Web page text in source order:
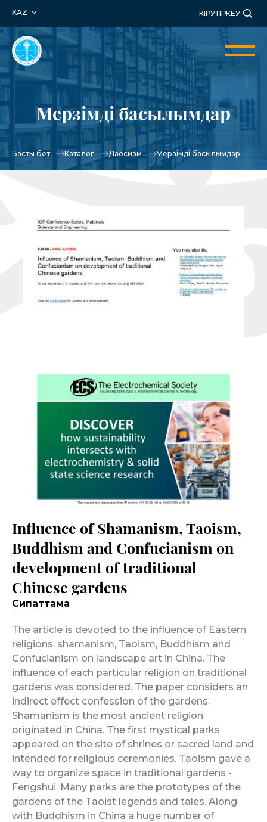
KAZ КІРУТІРКЕУ
Мерзімді басылымдар
Басты бет Каталог Даосизм Мерзімді басылымдар
Influence of Shamanism, Taoism,
Buddhism and Confucianism on
development of traditional
Chinese gardens
Сипаттама
The article is devoted to the influence of Eastern
religions: shamanism, Taoism, Buddhism and
Confucianism on landscape art in China. The
influence of each particular religion on traditional
gardens was considered. The paper considers an
indirect effect confession of the gardens.
Shamanism is the most ancient religion
originated in China. The first mystical parks
appeared on the site of shrines or sacred land and
intended for religious ceremonies. Taoism gave a
way to organize space in traditional gardens -
Fengshui. Many parks are the prototypes of the
gardens of the Taoist legends and tales. Along
with Buddhism in China a huge number of